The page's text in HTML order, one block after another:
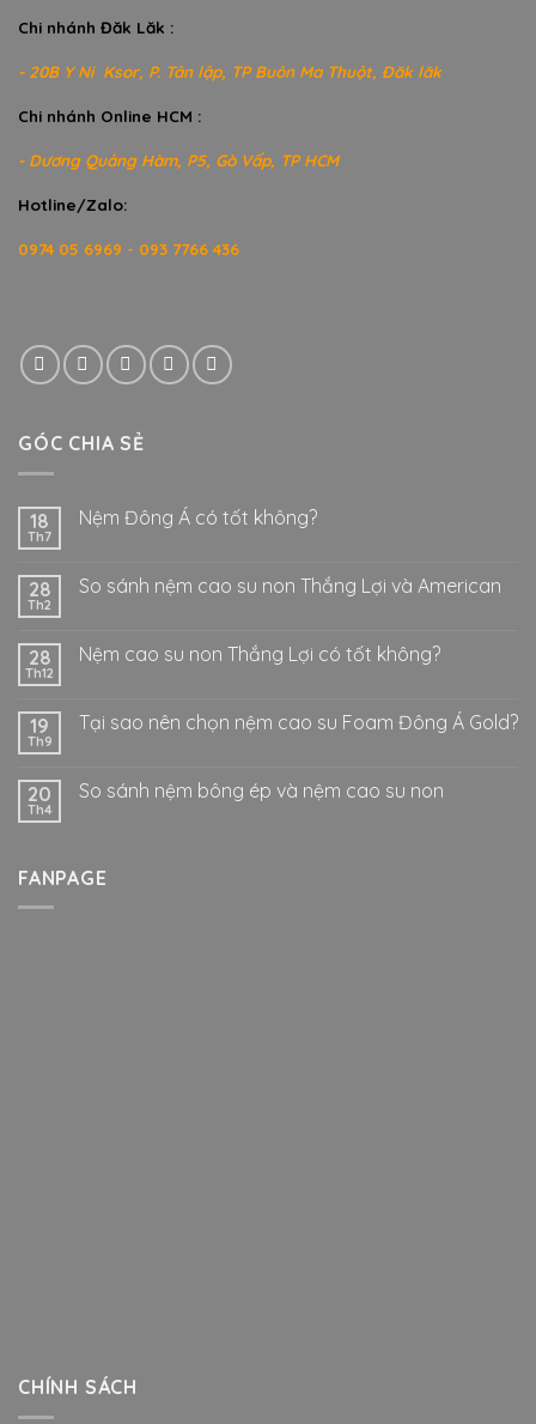
Chi nhánh Đăk Lăk :
- 20B Y Ni Ksor, P. Tân lập, TP Buôn Ma Thuột, Đăk lăk
Chi nhánh Online HCM :
- Dương Quảng Hàm, P5, Gò Vấp, TP HCM
Hotline/Zalo:
0974 05 6969 - 093 7766 436
GÓC CHIA SẺ
18
Th7
Nệm Đông Á có tốt không?
28
Th2
So sánh nệm cao su non Thắng Lợi và American
28
Th12
Nệm cao su non Thắng Lợi có tốt không?
19
Th9
Tại sao nên chọn nệm cao su Foam Đông Á Gold?
20
Th4
So sánh nệm bông ép và nệm cao su non
FANPAGE
CHÍNH SÁCH